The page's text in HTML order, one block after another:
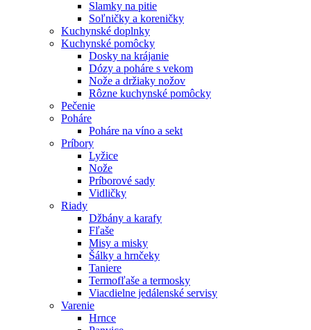
Slamky na pitie
Soľničky a koreničky
Kuchynské doplnky
Kuchynské pomôcky
Dosky na krájanie
Dózy a poháre s vekom
Nože a držiaky nožov
Rôzne kuchynské pomôcky
Pečenie
Poháre
Poháre na víno a sekt
Príbory
Lyžice
Nože
Príborové sady
Vidličky
Riady
Džbány a karafy
Fľaše
Misy a misky
Šálky a hrnčeky
Taniere
Termofľaše a termosky
Viacdielne jedálenské servisy
Varenie
Hrnce